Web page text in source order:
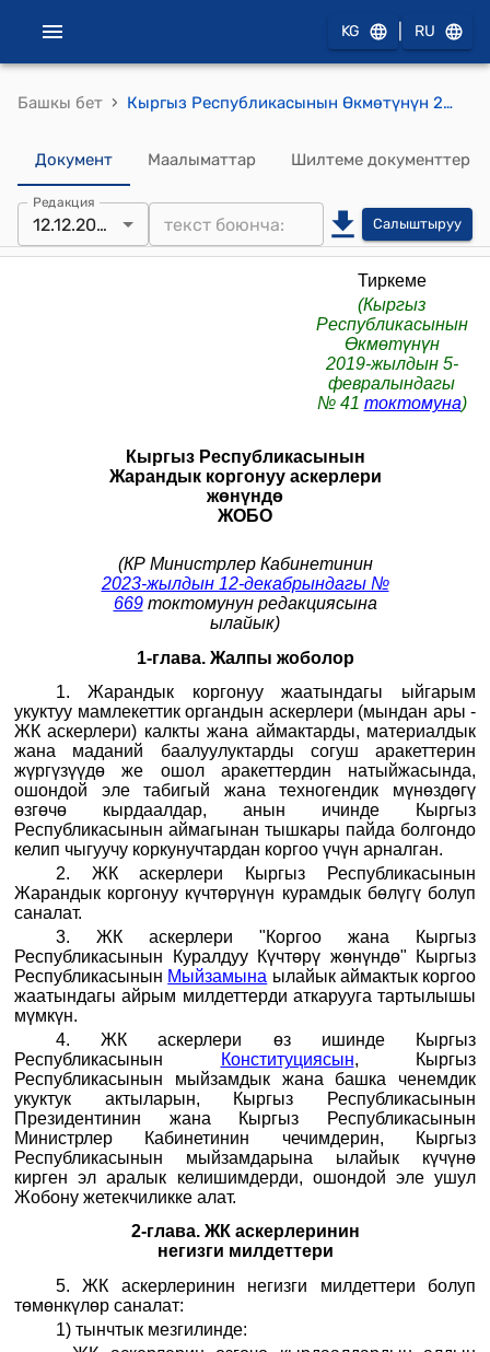
KG RU
Башкы бет › Кыргыз Республикасынын Өкмөтүнүн 2019-жылдын 5-февралындагы № 41 токтомуна "Кыргыз Республикасынын Жарандык коргонуу аскерлери жөнүндө ЖОБО"
Документ Маалыматтар Шилтеме документтер
Редакция
12.12.2023 Салыштыруу